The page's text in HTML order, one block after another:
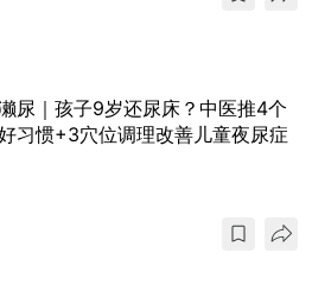
尿｜孩子9岁还尿床？中医推4个
习惯+3穴位调理改善儿童夜尿症